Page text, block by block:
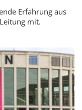
Erfahrung aus
mit.